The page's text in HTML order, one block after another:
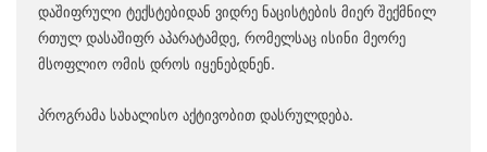
დაშიფრული ტექსტებიდან ვიდრე ნაცისტების მიერ შექმნილ
რთულ დასაშიფრ აპარატამდე, რომელსაც ისინი მეორე
მსოფლიო ომის დროს იყენებდნენ.
პროგრამა სახალისო აქტივობით დასრულდება.